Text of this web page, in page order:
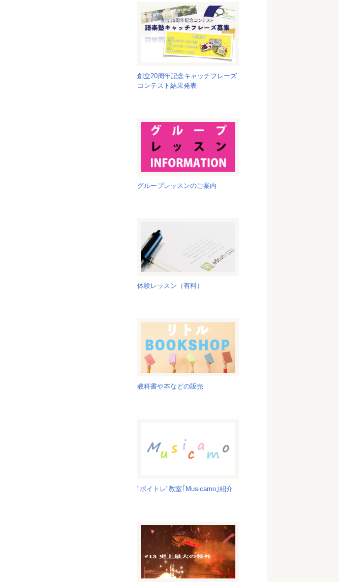
創立20周年記念キャッチフレーズ
コンテスト結果発表
グループレッスンのご案内
体験レッスン（有料）
教科書や本などの販売
"ボイトレ"教室｢Musicamo｣紹介